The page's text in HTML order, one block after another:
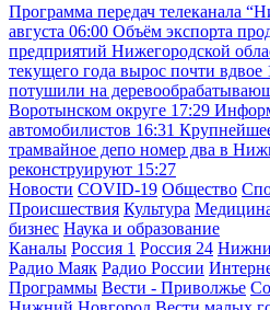
Программа передач телеканала
августа 06:00 Объём экспорта
предприятий Нижегородской
текущего года вырос почти вдвое
потушили на
Воротынском округе 17:29
автомобилистов 16:31
трамвайное депо номер два в
реконструируют 15:27
Новости COVID-19 Общество
Происшествия Культура
бизнес Наука и образование
Каналы Россия 1 Россия 24
Радио Маяк Радио России
Программы Вести - Приволжье